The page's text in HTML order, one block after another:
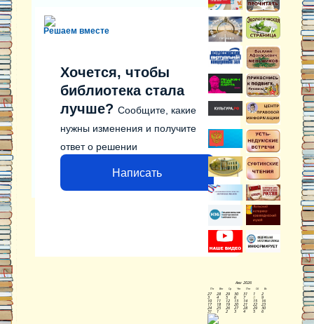
Решаем вместе
Хочется, чтобы
библиотека стала
лучше? Сообщите, какие
нужны изменения и получите
ответ о решении
Написать
Авг 2026
Пн Вт Ср Чт Пт Сб Вс
27 28 29 30 31 1 2
3 4 5 6 7 8 9
10 11 12 13 14 15 16
17 18 19 20 21 22 23
24 25 26 27 28 29 30
31 1 2 3 4 5 6